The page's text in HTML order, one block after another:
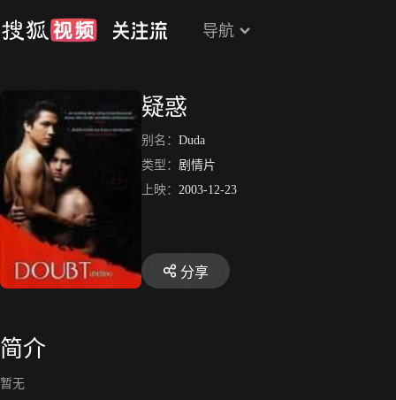
导航
疑惑
别名： Duda
类型： 剧情片
上映： 2003-12-23
分享
简介
暂无